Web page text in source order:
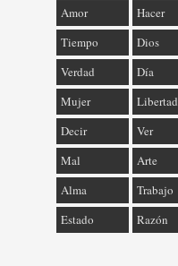
Amor
Hacer
Tiempo
Dios
Verdad
Día
Mujer
Libertad
Decir
Ver
Mal
Arte
Alma
Trabajo
Estado
Razón